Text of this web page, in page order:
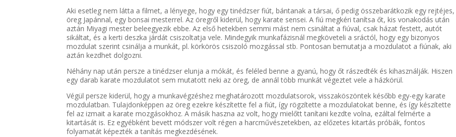
Aki esetleg nem látta a filmet, a lényege, hogy egy tinédzser fiút, bántanak a társai, ő pedig összebarátkozik egy rejtéjes,
öreg Japánnal, egy bonsai mesterrel. Az öregről kiderül, hogy karate sensei. A fiú megkéri tanítsa őt, kis vonakodás után
aztán Miyagi mester beleegyezik ebbe. Az első hetekben semmi mást nem csináltat a fiúval, csak házat festett, autót
sikáltat, és a kerti deszka járdát csiszoltatja vele. Mindegyik munkafázisnál megköveteli a sráctól, hogy egy bizonyos
mozdulat szerint csinálja a munkát, pl. körkörös csiszoló mozgással stb. Pontosan bemutatja a mozdulatot a fiúnak, aki
aztán kezdhet dolgozni.
Néhány nap után persze a tinédzser elunja a mókát, és feléled benne a gyanú, hogy őt rászedték és kihasználják. Hiszen
egy darab karate mozdulatot sem mutatott neki az öreg, de annál több munkát végeztet vele a házkörül.
Végül persze kiderül, hogy a munkavégzéshez meghatározott mozdulatsorok, visszaköszöntek később egy-egy karate
mozdulatban. Tulajdonképpen az öreg ezekre készítette fel a fiút, így rögzítette a mozdulatokat benne, és így készítette
fel az izmait a karate mozgásokhoz. A másik haszna az volt, hogy mielőtt tanítani kezdte volna, ezáltal felmérte a
kitartását is. Ez egyébként bevett módszer volt régen a harcművészetekben, az előzetes kitartás próbák, fontos
folyamatát képezték a tanítás megkezdésének.